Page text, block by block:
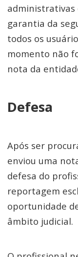
administrativas
garantia da
todos os
momento não
nota da
Defesa
Após ser
enviou uma
defesa do
reportagem
oportunidade
âmbito judicial.